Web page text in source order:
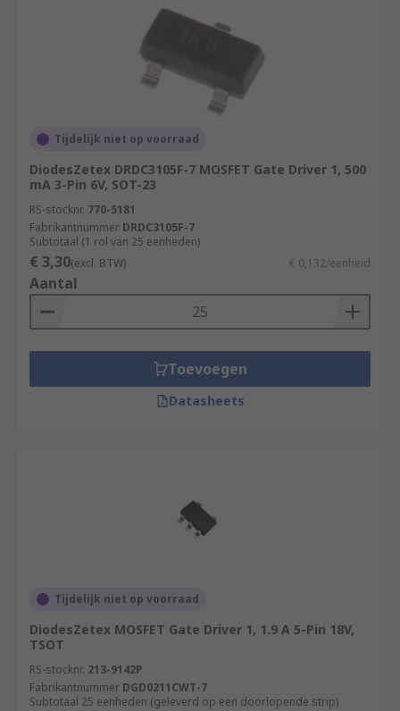
Tijdelijk niet op voorraad
DiodesZetex DRDC3105F-7 MOSFET Gate Driver 1, 500
mA 3-Pin 6V, SOT-23
RS-stocknr. 770-5181
Fabrikantnummer DRDC3105F-7
Subtotaal (1 rol van 25 eenheden)
€ 3,30(excl. BTW) € 0,132/eenheid
Aantal
Toevoegen
Datasheets
Tijdelijk niet op voorraad
DiodesZetex MOSFET Gate Driver 1, 1.9 A 5-Pin 18V,
TSOT
RS-stocknr. 213-9142P
Fabrikantnummer DGD0211CWT-7
Subtotaal 25 eenheden (geleverd op een doorlopende strip)